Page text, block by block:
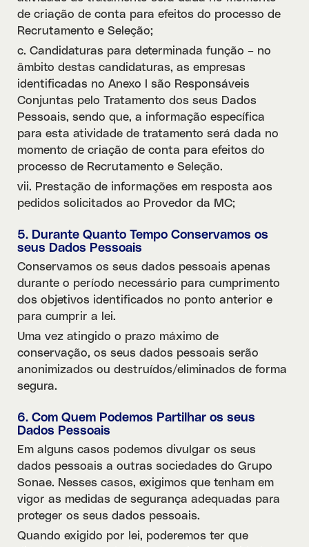
de criação de conta para efeitos do processo de
Recrutamento e Seleção;
c. Candidaturas para determinada função – no
âmbito destas candidaturas, as empresas
identificadas no Anexo I são Responsáveis
Conjuntas pelo Tratamento dos seus Dados
Pessoais, sendo que, a informação específica
para esta atividade de tratamento será dada no
momento de criação de conta para efeitos do
processo de Recrutamento e Seleção.
vii. Prestação de informações em resposta aos
pedidos solicitados ao Provedor da MC;
5. Durante Quanto Tempo Conservamos os
seus Dados Pessoais
Conservamos os seus dados pessoais apenas
durante o período necessário para cumprimento
dos objetivos identificados no ponto anterior e
para cumprir a lei.
Uma vez atingido o prazo máximo de
conservação, os seus dados pessoais serão
anonimizados ou destruídos/eliminados de forma
segura.
6. Com Quem Podemos Partilhar os seus
Dados Pessoais
Em alguns casos podemos divulgar os seus
dados pessoais a outras sociedades do Grupo
Sonae. Nesses casos, exigimos que tenham em
vigor as medidas de segurança adequadas para
proteger os seus dados pessoais.
Quando exigido por lei, poderemos ter que